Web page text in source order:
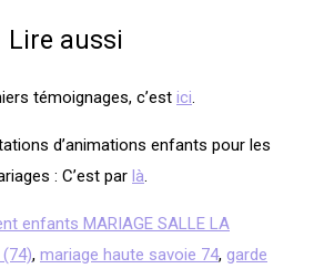
Lire aussi
témoignages, c’est ici.
d’animations enfants pour les
: C’est par là.
enfants MARIAGE SALLE LA
(74), mariage haute savoie 74, garde